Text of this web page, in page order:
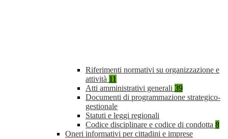
Riferimenti normativi su organizzazione e
attività 11
Atti amministrativi generali 39
Documenti di programmazione strategico-
gestionale
Statuti e leggi regionali
Codice disciplinare e codice di condotta 8
Oneri informativi per cittadini e imprese